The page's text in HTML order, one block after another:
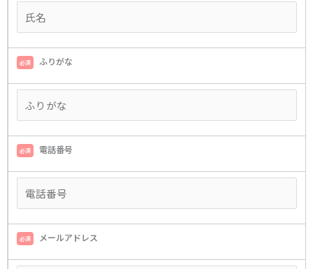
必須 ふりがな
必須 電話番号
必須 メールアドレス